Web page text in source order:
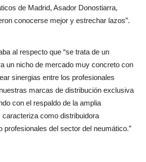
de Madrid, Asador Donostiarra,
conocerse mejor y estrechar lazos”.
al respecto que “se trata de un
un nicho de mercado muy concreto con
sinergias entre los profesionales
marcas de distribución exclusiva
con el respaldo de la amplia
como distribuidora
profesionales del sector del neumático.”